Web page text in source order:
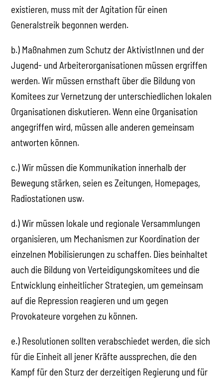
existieren, muss mit der Agitation für einen
Generalstreik begonnen werden.
b.) Maßnahmen zum Schutz der AktivistInnen und der
Jugend- und Arbeiterorganisationen müssen ergriffen
werden. Wir müssen ernsthaft über die Bildung von
Komitees zur Vernetzung der unterschiedlichen lokalen
Organisationen diskutieren. Wenn eine Organisation
angegriffen wird, müssen alle anderen gemeinsam
antworten können.
c.) Wir müssen die Kommunikation innerhalb der
Bewegung stärken, seien es Zeitungen, Homepages,
Radiostationen usw.
d.) Wir müssen lokale und regionale Versammlungen
organisieren, um Mechanismen zur Koordination der
einzelnen Mobilisierungen zu schaffen. Dies beinhaltet
auch die Bildung von Verteidigungskomitees und die
Entwicklung einheitlicher Strategien, um gemeinsam
auf die Repression reagieren und um gegen
Provokateure vorgehen zu können.
e.) Resolutionen sollten verabschiedet werden, die sich
für die Einheit all jener Kräfte aussprechen, die den
Kampf für den Sturz der derzeitigen Regierung und für